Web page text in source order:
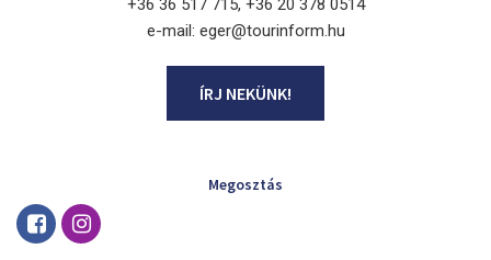
+36 36 517 715, +36 20 378 0514
e-mail: eger@tourinform.hu
ÍRJ NEKÜNK!
Megosztás